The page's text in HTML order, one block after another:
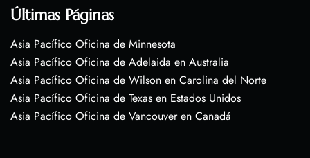
Últimas Páginas
Asia Pacífico Oficina de Minnesota
Asia Pacífico Oficina de Adelaida en Australia
Asia Pacífico Oficina de Wilson en Carolina del Norte
Asia Pacífico Oficina de Texas en Estados Unidos
Asia Pacífico Oficina de Vancouver en Canadá